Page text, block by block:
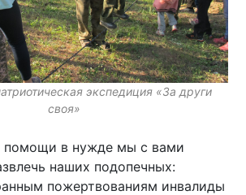
экспедиция «За други
своя»
помощи в нужде мы с вами
наших подопечных:
пожертвованиям инвалиды